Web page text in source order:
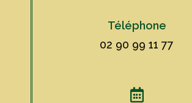
Téléphone
02 90 99 11 77
